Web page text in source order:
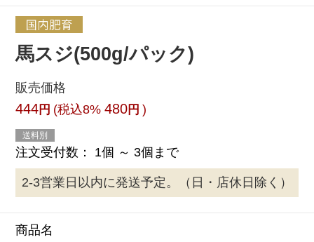
馬スジ(500g/パック)
販売価格
444円 (税込8%480円 )
送料別
注文受付数： 1個 ～ 3個まで
2-3営業日以内に発送予定。（日・店休日除く）
商品名